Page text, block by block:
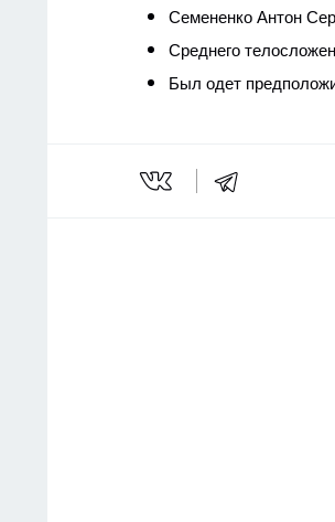
Семененко Антон
Среднего
Был одет